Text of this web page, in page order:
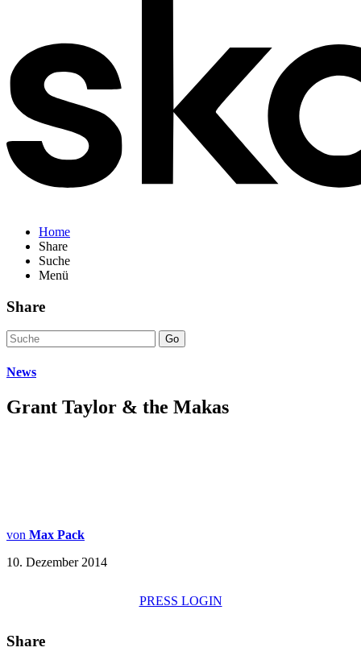
Home
Share
Suche
Menü
Share
Go
News
Grant Taylor & the Makas
von Max Pack
10. Dezember 2014
PRESS LOGIN
Share